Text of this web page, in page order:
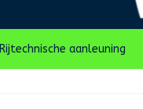
Rijtechnische aanleuning